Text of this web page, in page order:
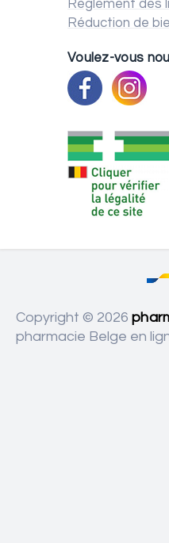
Règlement des
Réduction de
Voulez-vous
Copyright © 2026
pharmacie Belge en